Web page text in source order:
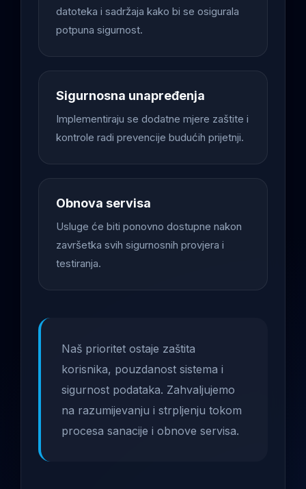
datoteka i sadržaja kako bi se osigurala
potpuna sigurnost.
Sigurnosna unapređenja
Implementiraju se dodatne mjere zaštite i
kontrole radi prevencije budućih prijetnji.
Obnova servisa
Usluge će biti ponovno dostupne nakon
završetka svih sigurnosnih provjera i
testiranja.
Naš prioritet ostaje zaštita
korisnika, pouzdanost sistema i
sigurnost podataka. Zahvaljujemo
na razumijevanju i strpljenju tokom
procesa sanacije i obnove servisa.